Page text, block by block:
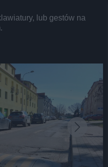
lub gestów na